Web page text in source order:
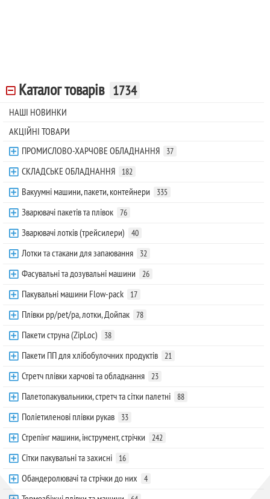
Каталог товарів 1734
НАШІ НОВИНКИ
АКЦІЙНІ ТОВАРИ
ПРОМИСЛОВО-ХАРЧОВЕ ОБЛАДНАННЯ
37
СКЛАДСЬКЕ ОБЛАДНАННЯ 182
Вакуумні машини, пакети, контейнери 335
Зварювачі пакетів та плівок 76
Зварювачі лотків (трейсилери) 40
Лотки та стакани для запаювання 32
Фасувальні та дозувальні машини 26
Пакувальні машини Flow-pack 17
Плівки pp/pet/pa, лотки, Дойпак 78
Пакети струна (ZipLoc) 38
Пакети ПП для хлібобулочних продуктів 21
Стретч плівки харчові та обладнання 23
Палетопакувальники, стретч та сітки палетні 88
Поліетиленові плівки рукав 33
Стрепінг машини, інструмент, стрічки 242
Сітки пакувальні та захисні 16
Обандеролювачі та стрічки до них 4